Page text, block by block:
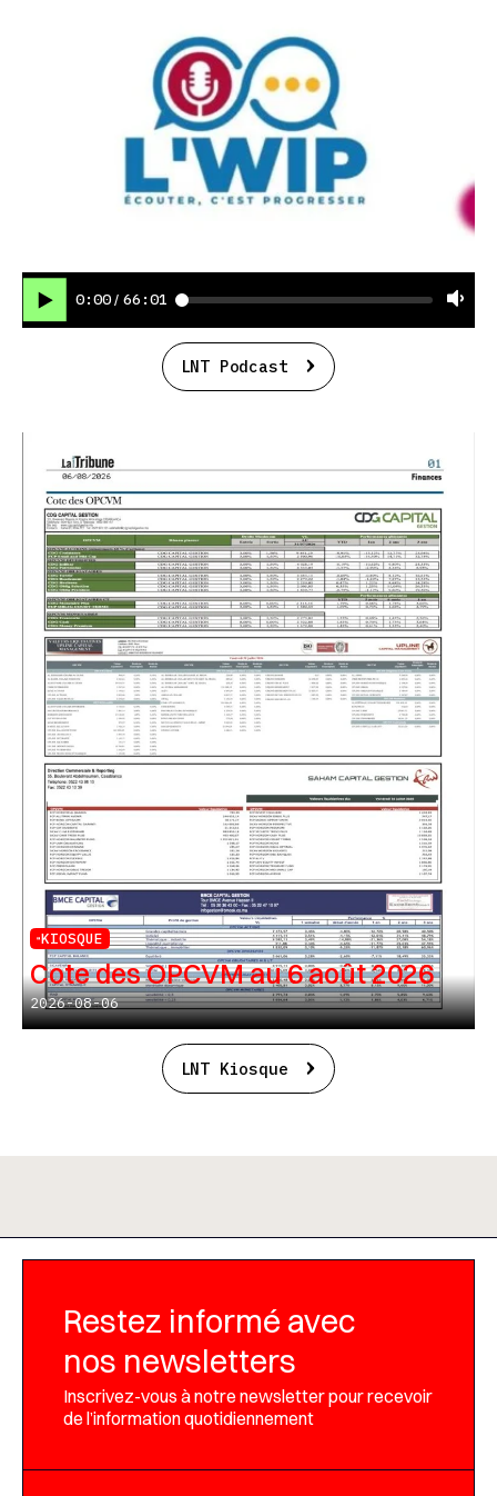
0:00 / 66:01
LNT Podcast
KIOSQUE
Cote des OPCVM au 6 août 2026
2026-08-06
LNT Kiosque
Restez informé avec
nos newsletters
Inscrivez-vous à notre newsletter pour recevoir
de l’information quotidiennement